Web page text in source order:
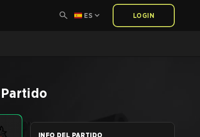
ES LOGIN
Partido
INFO DEL PARTIDO